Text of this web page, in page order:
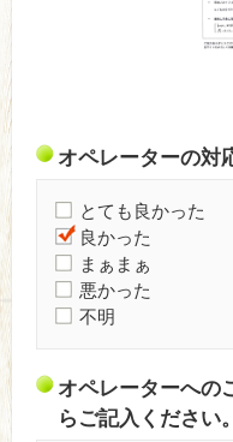
オペレーターの対
とても良かった
良かった
まぁまぁ
悪かった
不明
オペレーターへの
らご記入ください。